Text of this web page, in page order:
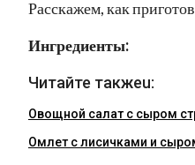
Расскажем, как
Ингредиенты:
Читайте такжеu:
Овощной салат с сыром
Омлет с лисичками и